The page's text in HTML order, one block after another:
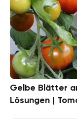
Gelbe Blätter
Lösungen |